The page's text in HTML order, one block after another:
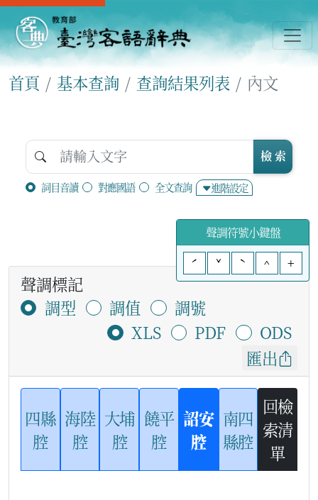
首頁 基本查詢 查詢結果列表 內文
詞目音讀 對應國語 全文查詢 進階設定
檢 索
聲調符號小鍵盤
ˊ
ˇ ˋ ^ +
聲調標記
調型
調值
調號
XLS
PDF
ODS
匯出
四縣
腔
海陸
腔
大埔
腔
饒平
腔
詔安
腔
南四
縣腔
回檢
索清
單